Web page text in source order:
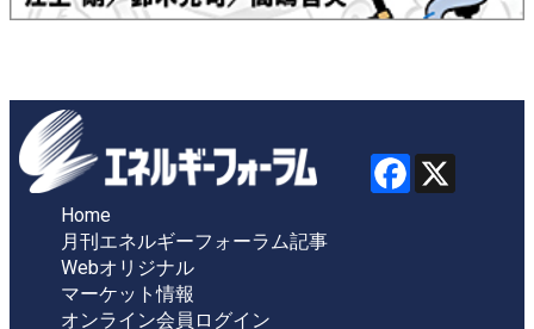
Home
月刊エネルギーフォーラム記事
Webオリジナル
マーケット情報
オンライン会員ログイン